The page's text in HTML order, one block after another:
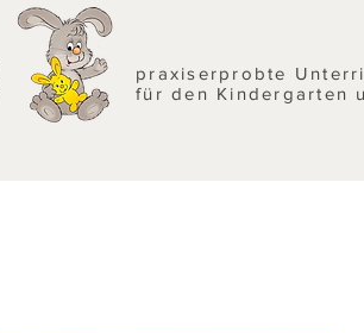
praxiserprobte
für den Kindergarten